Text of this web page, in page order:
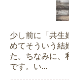
少し前に「共生
めてそういう結
た。ちなみに、
です。い...